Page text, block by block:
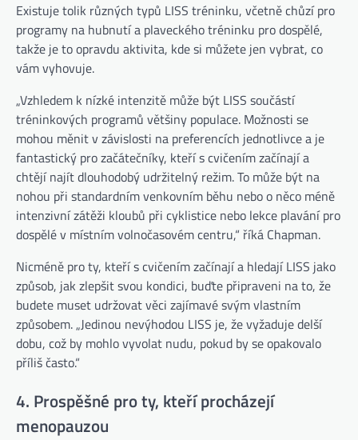
Existuje tolik různých typů LISS tréninku, včetně chůzí pro
programy na hubnutí a plaveckého tréninku pro dospělé,
takže je to opravdu aktivita, kde si můžete jen vybrat, co
vám vyhovuje.
„Vzhledem k nízké intenzitě může být LISS součástí
tréninkových programů většiny populace. Možnosti se
mohou měnit v závislosti na preferencích jednotlivce a je
fantastický pro začátečníky, kteří s cvičením začínají a
chtějí najít dlouhodobý udržitelný režim. To může být na
nohou při standardním venkovním běhu nebo o něco méně
intenzivní zátěži kloubů při cyklistice nebo lekce plavání pro
dospělé v místním volnočasovém centru,“ říká Chapman.
Nicméně pro ty, kteří s cvičením začínají a hledají LISS jako
způsob, jak zlepšit svou kondici, buďte připraveni na to, že
budete muset udržovat věci zajímavé svým vlastním
způsobem. „Jedinou nevýhodou LISS je, že vyžaduje delší
dobu, což by mohlo vyvolat nudu, pokud by se opakovalo
příliš často.“
4. Prospěšné pro ty, kteří procházejí
menopauzou